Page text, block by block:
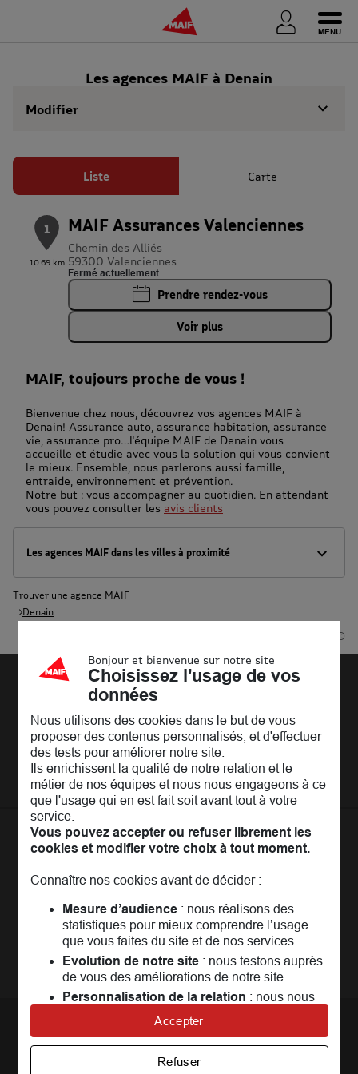
Les agences MAIF à Denain
Modifier
Liste Carte
1
10.69 km
MAIF Assurances Valenciennes
Chemin des Alliés
59300 Valenciennes
Fermé actuellement
Prendre rendez-vous
Voir plus
MAIF, toujours proche de vous !
Bienvenue chez nous, découvrez vos agences MAIF à
Denain! Assurance auto, assurance habitation, assurance
vie, assurance pro…l'équipe MAIF de Denain vous
accueille et étudie avec vous la solution qui vous convient
le mieux. Ensemble, nous parlerons aussi famille,
entraide, environnement et prévention.
Notre but : vous accompagner au quotidien. En attendant
vous pouvez consulter les avis clients
Les agences MAIF dans les villes à proximité
Trouver une agence MAIF
Denain
evermaps ©
Découvrir la MAIF
L'Entreprise
MAIF Recrute
Espace presse
MAIF MAG
MAIF Evénements
MAIF Social Club
MAIF Impact
Camif
Pages les plus consultées
Assurance auto
Assurance moto
Crédit auto
Assurance habitation jeunes
Assurance habitation
Assurance vie
Plan d'épargne retraite (PER)
Avis MAIF (Avis Vérifiés)
Nos conseils
FAQ
Conseils de prévention
Solutions éducatives
Sociétaires à l'étranger
Achat immobilier
Nos partenaires services
LaCommunautéMAIF
Un espace réservé aux sociétaires pouréchanger,
partager, profiter...
Rejoindre la communauté
Nous contacter
Bonjour et bienvenue sur notre site
Choisissez l'usage de vos
données
Nous utilisons des cookies dans le but de vous
proposer des contenus personnalisés, et d'effectuer
des tests pour améliorer notre site.
Ils enrichissent la qualité de notre relation et le
métier de nos équipes et nous nous engageons à ce
que l'usage qui en est fait soit avant tout à votre
service.
Vous pouvez accepter ou refuser librement les
cookies et modifier votre choix à tout moment.
Connaître nos cookies avant de décider :
Mesure d’audience: nous réalisons des
statistiques pour mieux comprendre l’usage
que vous faites du site et de nos services
Evolution de notre site: nous testons auprès
de vous des améliorations de notre site
Personnalisation de la relation : nous nous
et personnaliser nos offres
Univers publicitaire: nous utilisons avec nos
partenaires des cookies pour afficher des
Refuser
Accepter